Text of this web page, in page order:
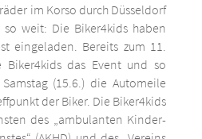
im Korso durch Düsseldorf
weit: Die Biker4kids haben
eingeladen. Bereits zum 11.
Biker4kids das Event und so
(15.6.) die Automeile
der Biker. Die Biker4kids
des „ambulanten Kinder-